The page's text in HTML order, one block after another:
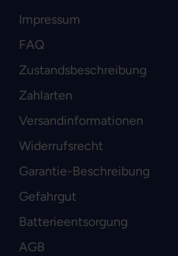
Impressum
FAQ
Zustandsbeschreibung
Zahlarten
Versandinformationen
Widerrufsrecht
Garantie-Beschreibung
Gefahrgut
Batterieentsorgung
AGB